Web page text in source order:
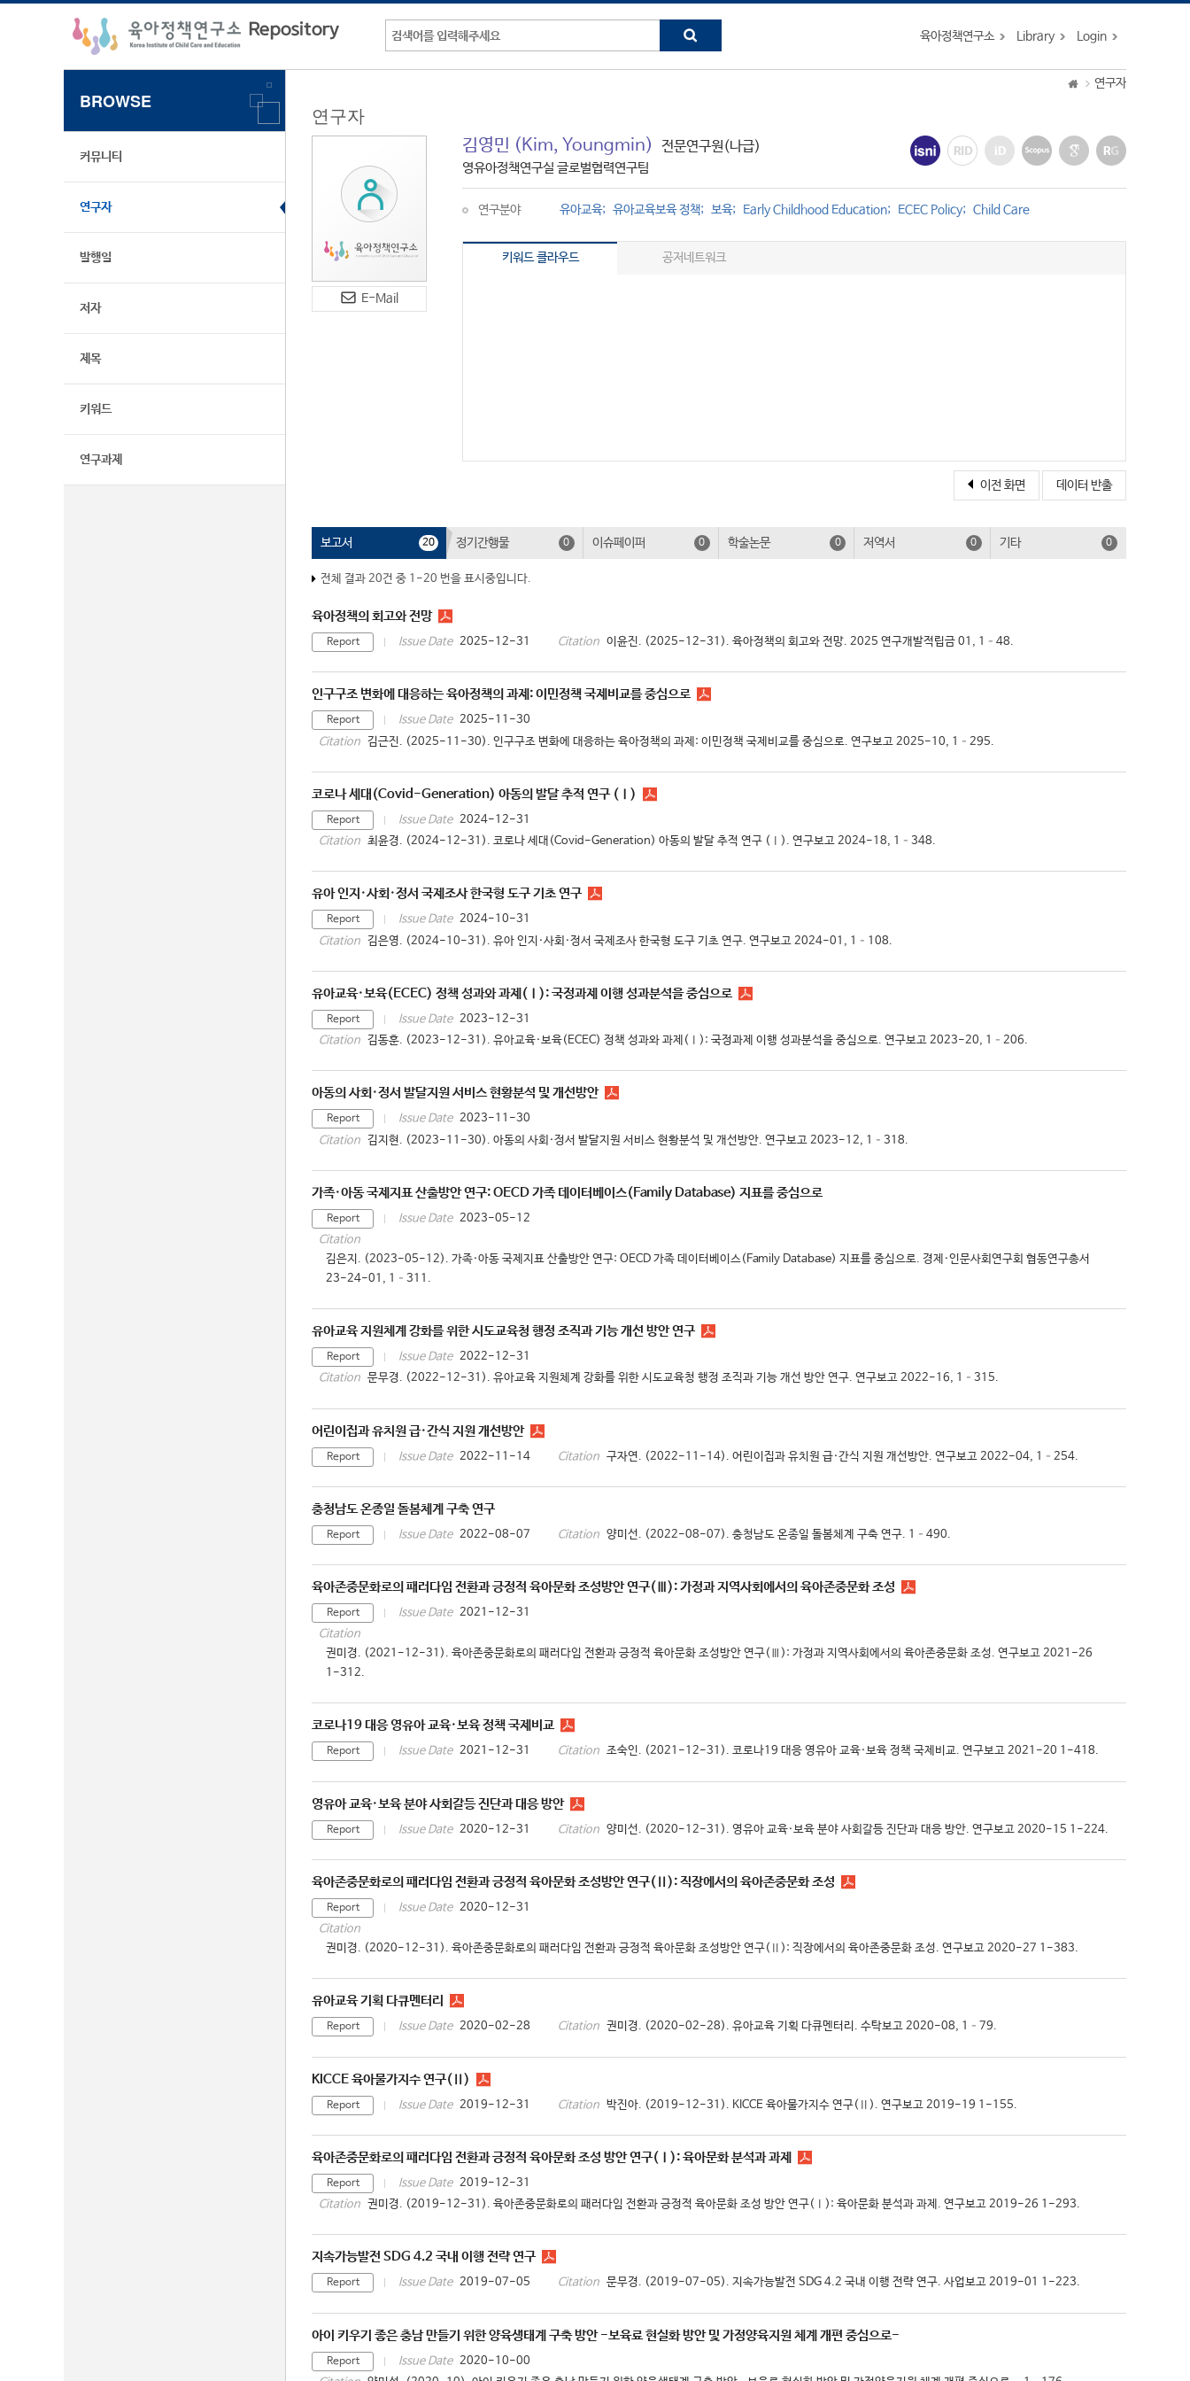
육아정책연구소 Library Login
BROWSE
커뮤니티
연구자
발행일
저자
제목
키워드
연구과제
연구자
연구자
E-Mail
김영민 (Kim, Youngmin) 전문연구원(나급)
영유아정책연구실 글로벌협력연구팀
연구분야 유아교육 유아교육보육 정책 보육 Early Childhood Education ECEC Policy Child Care
키워드 클라우드 공저네트워크
이전 화면 데이터 반출
보고서 20 정기간행물 0 이슈페이퍼 0 학술논문 0 저역서 0 기타 0
전체 결과 20건 중 1-20 번을 표시중입니다.
육아정책의 회고와 전망
Report Issue Date 2025-12-31 Citation 이윤진. (2025-12-31). 육아정책의 회고와 전망. 2025 연구개발적립금 01, 1–48.
인구구조 변화에 대응하는 육아정책의 과제: 이민정책 국제비교를 중심으로
Report Issue Date 2025-11-30
Citation 김근진. (2025-11-30). 인구구조 변화에 대응하는 육아정책의 과제: 이민정책 국제비교를 중심으로. 연구보고 2025-10, 1–295.
코로나 세대(Covid-Generation) 아동의 발달 추적 연구 (Ⅰ)
Report Issue Date 2024-12-31
Citation 최윤경. (2024-12-31). 코로나 세대(Covid-Generation) 아동의 발달 추적 연구 (Ⅰ). 연구보고 2024-18, 1–348.
유아 인지·사회·정서 국제조사 한국형 도구 기초 연구
Report Issue Date 2024-10-31
Citation 김은영. (2024-10-31). 유아 인지·사회·정서 국제조사 한국형 도구 기초 연구. 연구보고 2024-01, 1–108.
유아교육·보육(ECEC) 정책 성과와 과제(Ⅰ): 국정과제 이행 성과분석을 중심으로
Report Issue Date 2023-12-31
Citation 김동훈. (2023-12-31). 유아교육·보육(ECEC) 정책 성과와 과제(Ⅰ): 국정과제 이행 성과분석을 중심으로. 연구보고 2023-20, 1–206.
아동의 사회·정서 발달지원 서비스 현황분석 및 개선방안
Report Issue Date 2023-11-30
Citation 김지현. (2023-11-30). 아동의 사회·정서 발달지원 서비스 현황분석 및 개선방안. 연구보고 2023-12, 1–318.
가족·아동 국제지표 산출방안 연구: OECD 가족 데이터베이스(Family Database) 지표를 중심으로
Report Issue Date 2023-05-12
Citation
김은지. (2023-05-12). 가족·아동 국제지표 산출방안 연구: OECD 가족 데이터베이스(Family Database) 지표를 중심으로. 경제·인문사회연구회 협동연구총서
23-24-01, 1–311.
유아교육 지원체계 강화를 위한 시도교육청 행정 조직과 기능 개선 방안 연구
Report Issue Date 2022-12-31
Citation 문무경. (2022-12-31). 유아교육 지원체계 강화를 위한 시도교육청 행정 조직과 기능 개선 방안 연구. 연구보고 2022-16, 1–315.
어린이집과 유치원 급·간식 지원 개선방안
Report Issue Date 2022-11-14 Citation 구자연. (2022-11-14). 어린이집과 유치원 급·간식 지원 개선방안. 연구보고 2022-04, 1–254.
충청남도 온종일 돌봄체계 구축 연구
Report Issue Date 2022-08-07 Citation 양미선. (2022-08-07). 충청남도 온종일 돌봄체계 구축 연구. 1–490.
육아존중문화로의 패러다임 전환과 긍정적 육아문화 조성방안 연구(Ⅲ): 가정과 지역사회에서의 육아존중문화 조성
Report Issue Date 2021-12-31
Citation
권미경. (2021-12-31). 육아존중문화로의 패러다임 전환과 긍정적 육아문화 조성방안 연구(Ⅲ): 가정과 지역사회에서의 육아존중문화 조성. 연구보고 2021-26
1-312.
코로나19 대응 영유아 교육·보육 정책 국제비교
Report Issue Date 2021-12-31 Citation 조숙인. (2021-12-31). 코로나19 대응 영유아 교육·보육 정책 국제비교. 연구보고 2021-20 1-418.
영유아 교육·보육 분야 사회갈등 진단과 대응 방안
Report Issue Date 2020-12-31 Citation 양미선. (2020-12-31). 영유아 교육·보육 분야 사회갈등 진단과 대응 방안. 연구보고 2020-15 1-224.
육아존중문화로의 패러다임 전환과 긍정적 육아문화 조성방안 연구(Ⅱ): 직장에서의 육아존중문화 조성
Report Issue Date 2020-12-31
Citation
권미경. (2020-12-31). 육아존중문화로의 패러다임 전환과 긍정적 육아문화 조성방안 연구(Ⅱ): 직장에서의 육아존중문화 조성. 연구보고 2020-27 1-383.
유아교육 기획 다큐멘터리
Report Issue Date 2020-02-28 Citation 권미경. (2020-02-28). 유아교육 기획 다큐멘터리. 수탁보고 2020-08, 1–79.
KICCE 육아물가지수 연구(Ⅱ)
Report Issue Date 2019-12-31 Citation 박진아. (2019-12-31). KICCE 육아물가지수 연구(Ⅱ). 연구보고 2019-19 1-155.
육아존중문화로의 패러다임 전환과 긍정적 육아문화 조성 방안 연구(Ⅰ): 육아문화 분석과 과제
Report Issue Date 2019-12-31
Citation 권미경. (2019-12-31). 육아존중문화로의 패러다임 전환과 긍정적 육아문화 조성 방안 연구(Ⅰ): 육아문화 분석과 과제. 연구보고 2019-26 1-293.
지속가능발전 SDG 4.2 국내 이행 전략 연구
Report Issue Date 2019-07-05 Citation 문무경. (2019-07-05). 지속가능발전 SDG 4.2 국내 이행 전략 연구. 사업보고 2019-01 1-223.
아이 키우기 좋은 충남 만들기 위한 양육생태계 구축 방안 -보육료 현실화 방안 및 가정양육지원 체계 개편 중심으로-
Report Issue Date 2020-10-00